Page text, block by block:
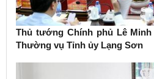
Thủ tướng Chính phủ Lê
Thường vụ Tỉnh ủy Lạng Sơn